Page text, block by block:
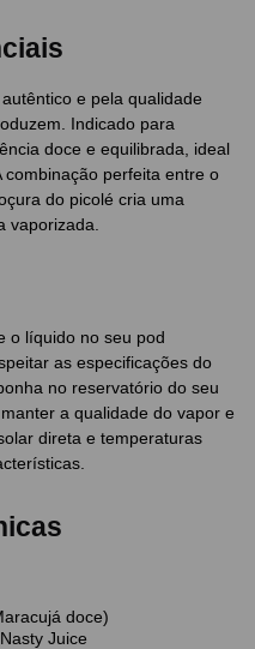
e pela qualidade
Indicado para
doce e equilibrada, ideal
perfeita entre o
do picolé cria uma
vaporizada.
o líquido no seu pod
as especificações do
no reservatório do seu
a qualidade do vapor e
direta e temperaturas
doce)
Juice